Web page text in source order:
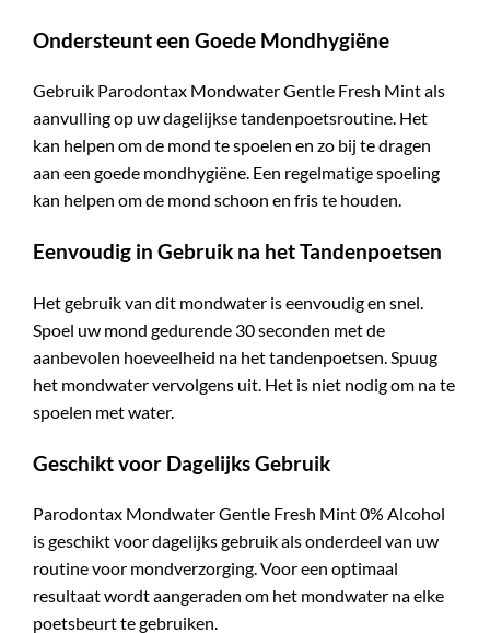
Ondersteunt een Goede Mondhygiëne
Gebruik Parodontax Mondwater Gentle Fresh Mint als
aanvulling op uw dagelijkse tandenpoetsroutine. Het
kan helpen om de mond te spoelen en zo bij te dragen
aan een goede mondhygiëne. Een regelmatige spoeling
kan helpen om de mond schoon en fris te houden.
Eenvoudig in Gebruik na het Tandenpoetsen
Het gebruik van dit mondwater is eenvoudig en snel.
Spoel uw mond gedurende 30 seconden met de
aanbevolen hoeveelheid na het tandenpoetsen. Spuug
het mondwater vervolgens uit. Het is niet nodig om na te
spoelen met water.
Geschikt voor Dagelijks Gebruik
Parodontax Mondwater Gentle Fresh Mint 0% Alcohol
is geschikt voor dagelijks gebruik als onderdeel van uw
routine voor mondverzorging. Voor een optimaal
resultaat wordt aangeraden om het mondwater na elke
poetsbeurt te gebruiken.